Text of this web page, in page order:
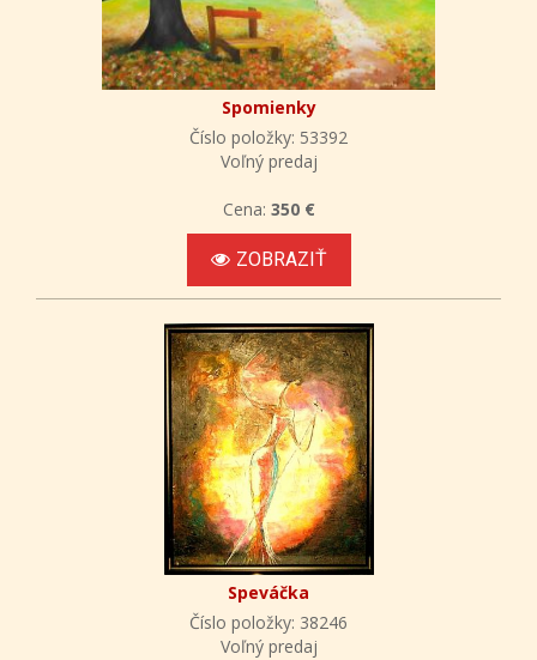
Spomienky
Číslo položky: 53392
Voľný predaj
Cena: 350 €
ZOBRAZIŤ
Speváčka
Číslo položky: 38246
Voľný predaj